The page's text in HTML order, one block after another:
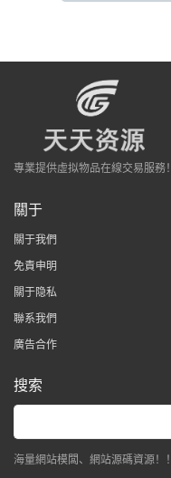
專業提供虛拟物品在線交易服務！
關于
關于我們
免責申明
關于隐私
聯系我們
廣告合作
搜索
海量網站模闆、網站源碼資源！！